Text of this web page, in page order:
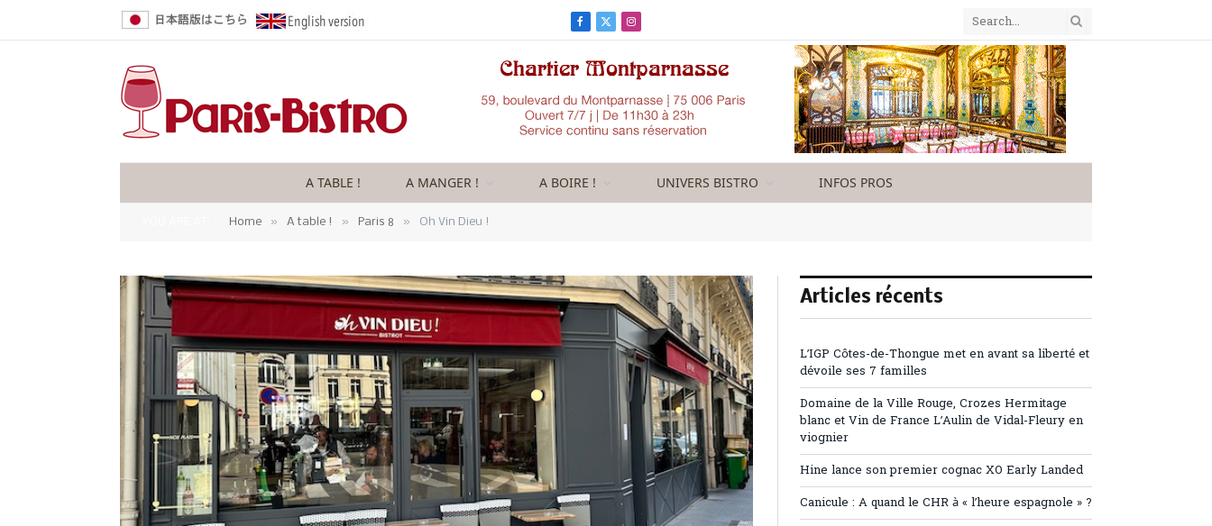
Facebook
X
Instagram
A TABLE ! A MANGER ! A BOIRE ! UNIVERS BISTRO INFOS PROS
Home » A table ! » Paris 8 » Oh Vin Dieu !
Articles récents
L’IGP Côtes-de-Thongue met en avant sa liberté et
dévoile ses 7 familles
Domaine de la Ville Rouge, Crozes Hermitage
blanc et Vin de France L’Aulin de Vidal-Fleury en
viognier
Hine lance son premier cognac XO Early Landed
Canicule : A quand le CHR à « l’heure espagnole » ?